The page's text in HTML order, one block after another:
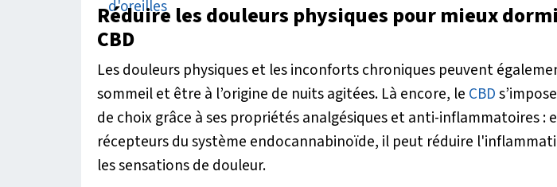
Réduire les douleurs physiques pour mieux
CBD
Les douleurs physiques et les inconforts chroniques peuvent
sommeil et être à l’origine de nuits agitées. Là encore, le CBD
de choix grâce à ses propriétés analgésiques et anti-inflammatoires :
récepteurs du système endocannabinoïde, il peut réduire
les sensations de douleur.